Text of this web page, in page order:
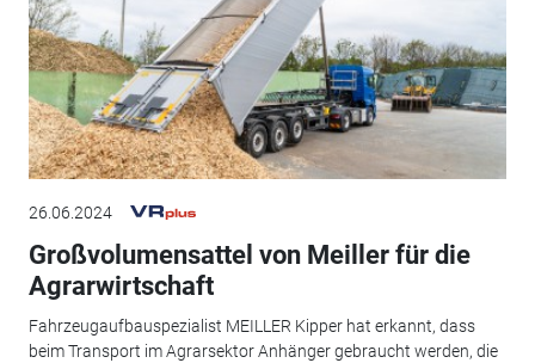
26.06.2024
Großvolumensattel von Meiller für die
Agrarwirtschaft
Fahrzeugaufbauspezialist MEILLER Kipper hat erkannt, dass
beim Transport im Agrarsektor Anhänger gebraucht werden, die